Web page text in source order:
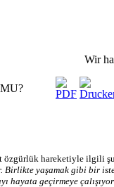
Wir
özgürlük hareketiyle ilgili
Birlikte yaşamak gibi bir
hayata geçirmeye